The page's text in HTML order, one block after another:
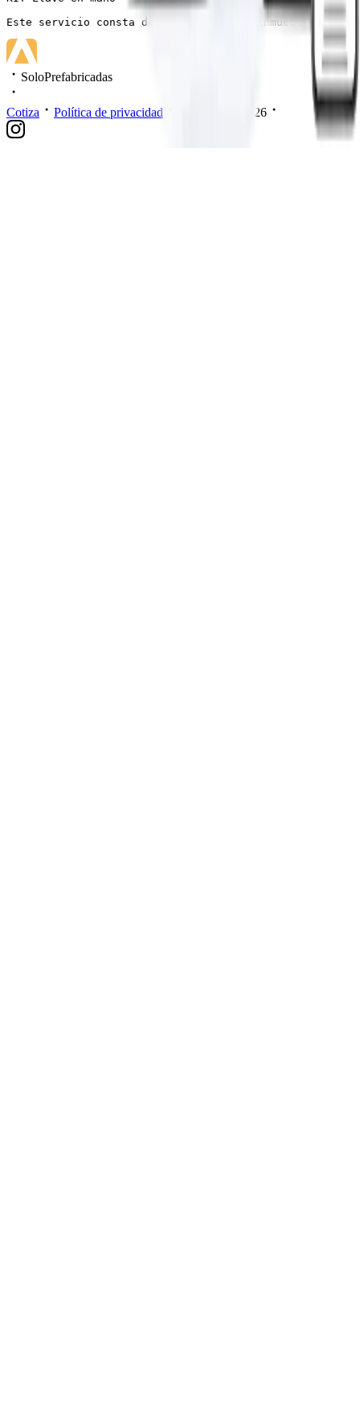
Este servicio consta de la entrega del inmueble
SoloPrefabricadas
Cotiza Política de privacidad 2026